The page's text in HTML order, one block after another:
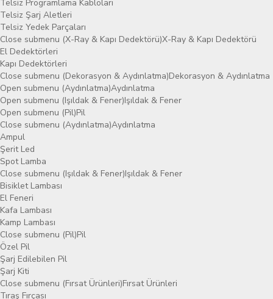
Telsiz Programlama Kabloları
Telsiz Şarj Aletleri
Telsiz Yedek Parçaları
Close submenu (X-Ray & Kapı Dedektörü)X-Ray & Kapı Dedektörü
El Dedektörleri
Kapı Dedektörleri
Close submenu (Dekorasyon & Aydınlatma)Dekorasyon & Aydınlatma
Open submenu (Aydınlatma)Aydınlatma
Open submenu (Işıldak & Fener)Işıldak & Fener
Open submenu (Pil)Pil
Close submenu (Aydınlatma)Aydınlatma
Ampul
Şerit Led
Spot Lamba
Close submenu (Işıldak & Fener)Işıldak & Fener
Bisiklet Lambası
El Feneri
Kafa Lambası
Kamp Lambası
Close submenu (Pil)Pil
Özel Pil
Şarj Edilebilen Pil
Şarj Kiti
Close submenu (Fırsat Ürünleri)Fırsat Ürünleri
Tıraş Fırçası